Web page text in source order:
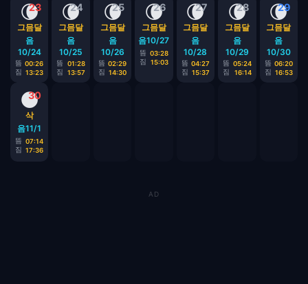
23
🌘
그믐달
음
10/24
뜸 00:26
짐 13:23
24
🌘
그믐달
음
10/25
뜸
01:28
짐
13:57
25
🌘
그믐달
음
10/26
뜸 02:29
짐 14:30
26
🌘
그믐달
음10/27
뜸 03:28
짐
15:03
27
🌘
그믐달
음
10/28
뜸 04:27
짐 15:37
28
🌘
그믐달
음
10/29
뜸 05:24
짐
16:14
29
🌘
그믐달
음
10/30
뜸 06:20
짐 16:53
30
🌑
삭
음11/1
뜸 07:14
짐 17:36
AD